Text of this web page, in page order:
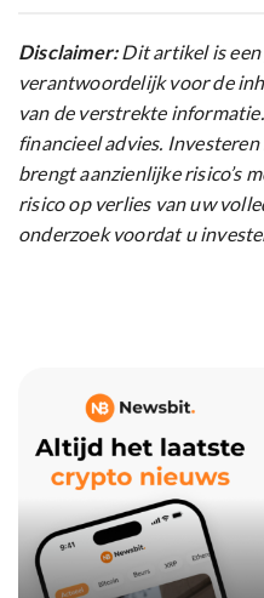
Disclaimer:Dit artikel is
verantwoordelijk voor de
van de verstrekte
financieel advies.
brengt aanzienlijke risico’s
risico op verlies van uw
onderzoek voordat u